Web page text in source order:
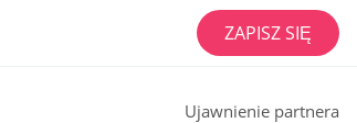
ZAPISZ SIĘ
Ujawnienie partnera